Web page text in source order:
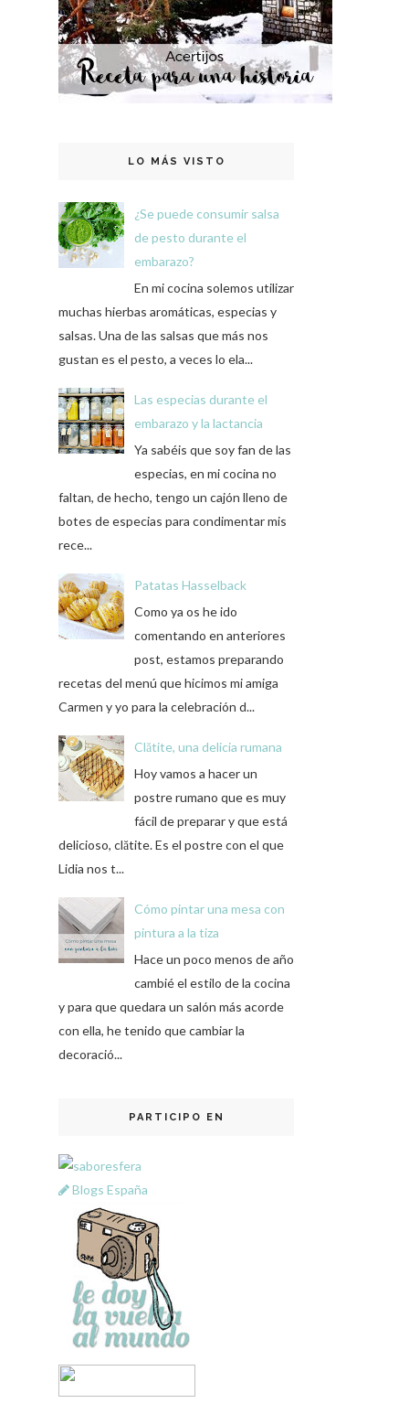
LO MÁS VISTO
¿Se puede consumir salsa
de pesto durante el
embarazo?
En mi cocina solemos utilizar
muchas hierbas aromáticas, especias y
salsas. Una de las salsas que más nos
gustan es el pesto, a veces lo ela...
Las especias durante el
embarazo y la lactancia
Ya sabéis que soy fan de las
especias, en mi cocina no
faltan, de hecho, tengo un cajón lleno de
botes de especias para condimentar mis
rece...
Patatas Hasselback
Como ya os he ido
comentando en anteriores
post, estamos preparando
recetas del menú que hicimos mi amiga
Carmen y yo para la celebración d...
Clătite, una delicia rumana
Hoy vamos a hacer un
postre rumano que es muy
fácil de preparar y que está
delicioso, clătite. Es el postre con el que
Lidia nos t...
Cómo pintar una mesa con
pintura a la tiza
Hace un poco menos de año
cambié el estilo de la cocina
y para que quedara un salón más acorde
con ella, he tenido que cambiar la
decoració...
PARTICIPO EN
Blogs España